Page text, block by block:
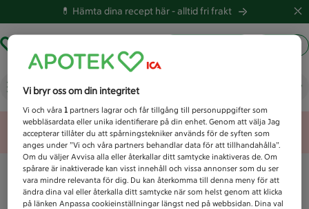
💊 Hämta dina recept här -alltid fri frakt
Vad letar du efter idag?
Unknown error
Vi bryr oss om din integritet
Vi och våra1 partners lagrar och får tillgång till personuppgifter som
webbläsardata eller unika identifierare på din enhet. Genom att välja Jag
accepterar tillåter du att spårningstekniker används för de syften som
anges under ”Vi och våra partners behandlar data för att tillhandahålla”.
Om du väljer Avvisa alla eller återkallar ditt samtycke inaktiveras de. Om
spårare är inaktiverade kan visst innehåll och vissa annonser som du ser
vara mindre relevanta för dig. Du kan återkomma till denna meny för att
ändra dina val eller återkalla ditt samtycke när som helst genom att klicka
på länken Anpassa cookieinställningar längst ned på webbsidan. Dina val